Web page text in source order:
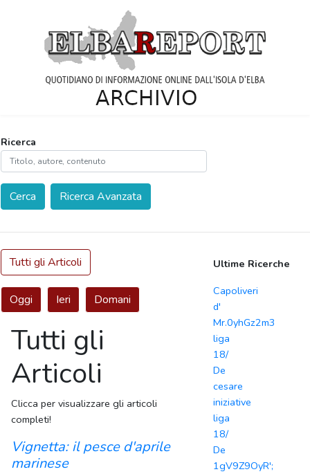
Ricerca
Cerca Ricerca Avanzata
Tutti gli Articoli
Oggi Ieri Domani
Tutti gli
Articoli
Clicca per visualizzare gli articoli
completi!
Vignetta: il pesce d'aprile
marinese
Ultime Ricerche
Capoliveri
d'
Mr.0yhGz2m3
liga
18/
De
cesare
iniziative
liga
18/
De
1gV9Z9OyR';